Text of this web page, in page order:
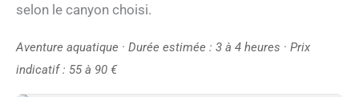
selon le canyon choisi.
Aventure aquatique · Durée estimée : 3 à 4 heures · Prix
indicatif : 55 à 90 €